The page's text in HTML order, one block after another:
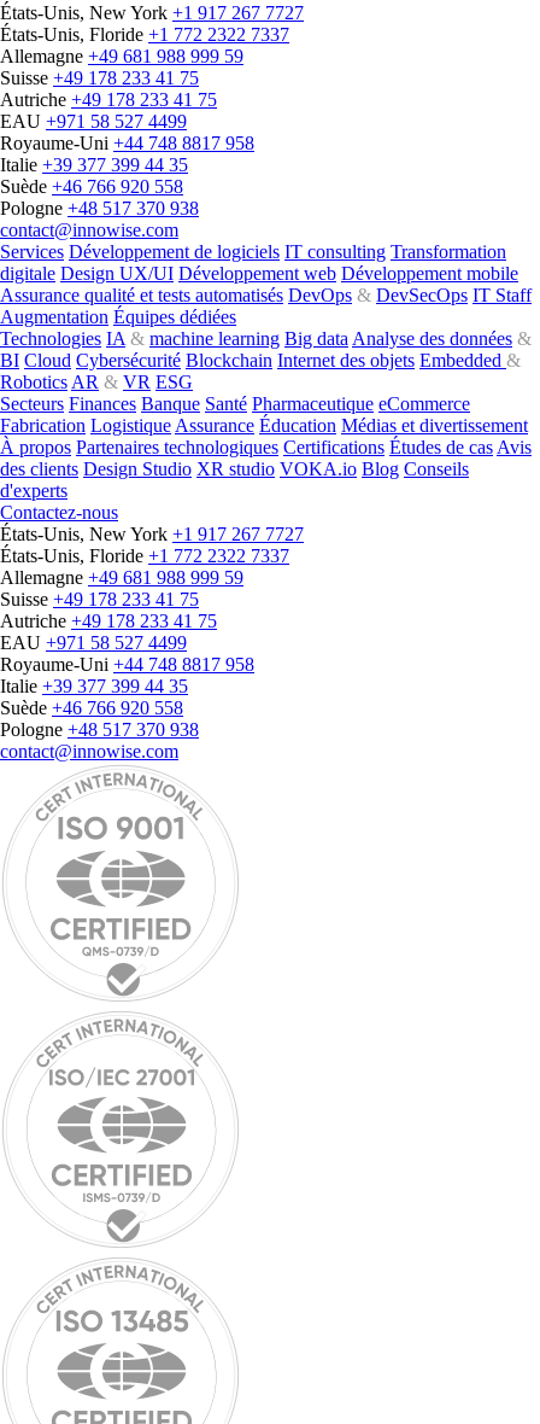
États-Unis, New York +1 917 267 7727
États-Unis, Floride +1 772 2322 7337
Allemagne +49 681 988 999 59
Suisse +49 178 233 41 75
Autriche +49 178 233 41 75
EAU +971 58 527 4499
Royaume-Uni +44 748 8817 958
Italie +39 377 399 44 35
Suède +46 766 920 558
Pologne +48 517 370 938
contact@innowise.com
Services Développement de logiciels IT consulting Transformation
digitale Design UX/UI Développement web Développement mobile
Assurance qualité et tests automatisés DevOps & DevSecOps IT Staff
Augmentation Équipes dédiées
Technologies IA & machine learning Big data Analyse des données &
BI Cloud Cybersécurité Blockchain Internet des objets Embedded &
Robotics AR & VR ESG
Secteurs Finances Banque Santé Pharmaceutique eCommerce
Fabrication Logistique Assurance Éducation Médias et divertissement
À propos Partenaires technologiques Certifications Études de cas Avis
des clients Design Studio XR studio VOKA.io Blog Conseils
d'experts
Contactez-nous
États-Unis, New York +1 917 267 7727
États-Unis, Floride +1 772 2322 7337
Allemagne +49 681 988 999 59
Suisse +49 178 233 41 75
Autriche +49 178 233 41 75
EAU +971 58 527 4499
Royaume-Uni +44 748 8817 958
Italie +39 377 399 44 35
Suède +46 766 920 558
Pologne +48 517 370 938
contact@innowise.com